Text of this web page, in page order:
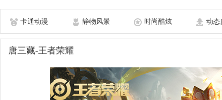
卡通动漫 静物风景 时尚酷炫 动态
唐三藏-王者荣耀